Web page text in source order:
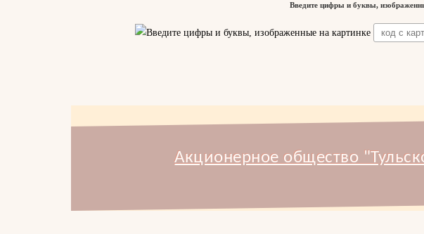
Введите цифры и буквы,
Акционерное общество